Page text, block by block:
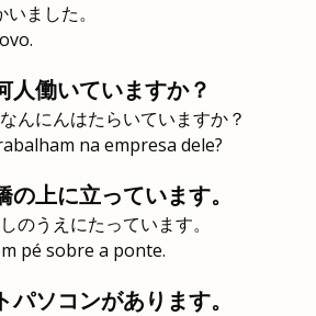
ました。
人働いていますか？
んにんはたらいていますか？
na empresa dele?
上に立っています。
のうえにたっています。
pé sobre a ponte.
ソコンがあります。